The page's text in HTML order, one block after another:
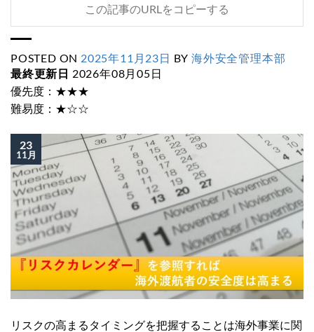
この記事のURLをコピーする
POSTED ON 2025年11月23日 BY海外安全管理本部
最終更新日 2026年08月05日
優先度：★★★
難易度：★☆☆
23
11月
リスクの高まるタイミングを把握することは海外事業に関